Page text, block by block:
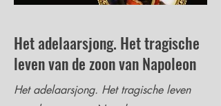
Het adelaarsjong. Het tragische
leven van de zoon van Napoleon
Het adelaarsjong. Het tragische leven